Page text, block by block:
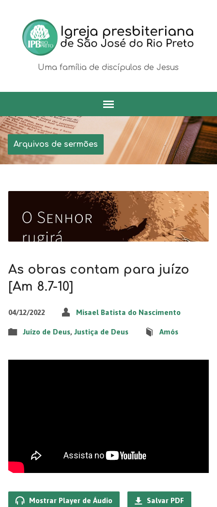
Uma família de discípulos de Jesus
Arquivos de sermões
As obras contam para juízo
[Am 8.7-10]
04/12/2022 Misael Batista do Nascimento
Juízo de Deus, Justiça de Deus Amós
Mostrar Player de Áudio Salvar PDF